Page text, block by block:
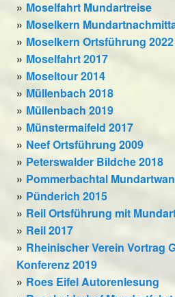
Moselfahrt Mundartreise
Moselkern
Moselkern Ortsführung 2022
Moselfahrt 2017
Moseltour 2014
Müllenbach 2018
Müllenbach 2019
Münstermaifeld 2017
Neef Ortsführung 2009
Peterswalder Bildche 2018
Pommerbachtal
Pünderich 2015
Reil Ortsführung mit
Reil 2017
Rheinischer Verein Vortrag
Konferenz 2019
Roes Eifel Autorenlesung